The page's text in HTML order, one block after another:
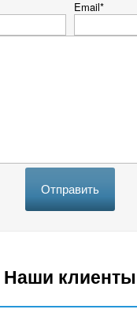
Email*
Отправить
Наши клиенты